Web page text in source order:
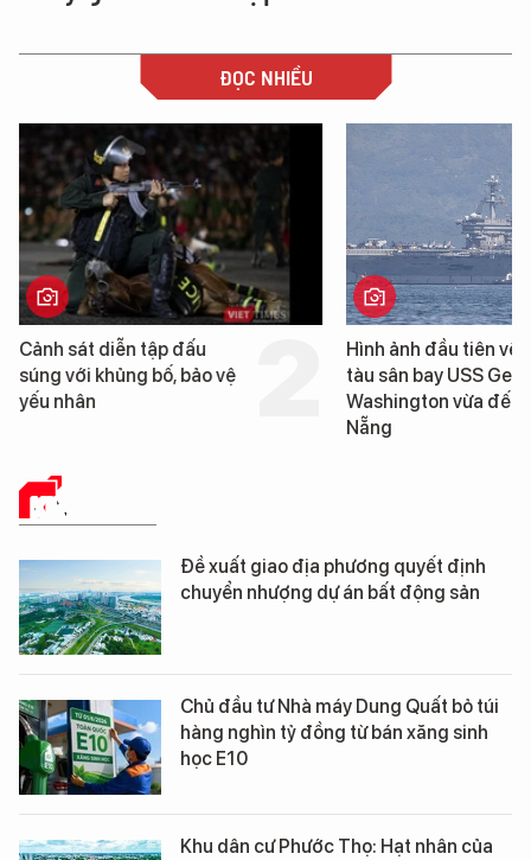
ĐỌC NHIỀU
Cảnh sát diễn tập đấu
súng với khủng bố, bảo vệ
yếu nhân
Hình ảnh đầu tiên về
tàu sân bay USS
Washington vừa đến
Nẵng
KINH TẾ SỐ
Đề xuất giao địa phương quyết định
chuyển nhượng dự án bất động sản
Chủ đầu tư Nhà máy Dung Quất bỏ túi
hàng nghìn tỷ đồng từ bán xăng sinh
học E10
Khu dân cư Phước Thọ: Hạt nhân của